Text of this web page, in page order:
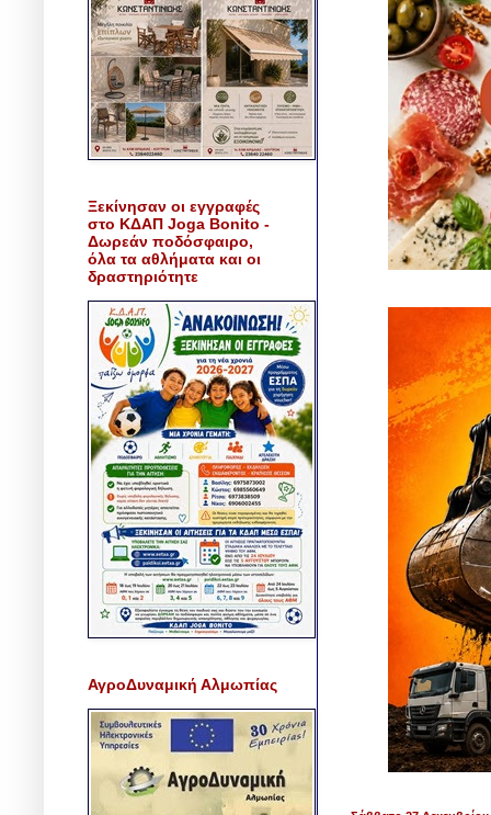
Ξεκίνησαν οι εγγραφές
στο ΚΔΑΠ Joga Bonito -
Δωρεάν ποδόσφαιρο,
όλα τα αθλήματα και οι
δραστηριότητε
ΑγροΔυναμική Αλμωπίας